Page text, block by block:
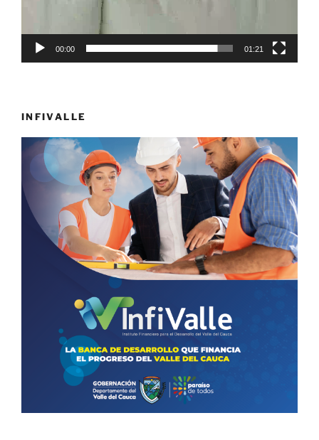
00:00 01:21
INFIVALLE